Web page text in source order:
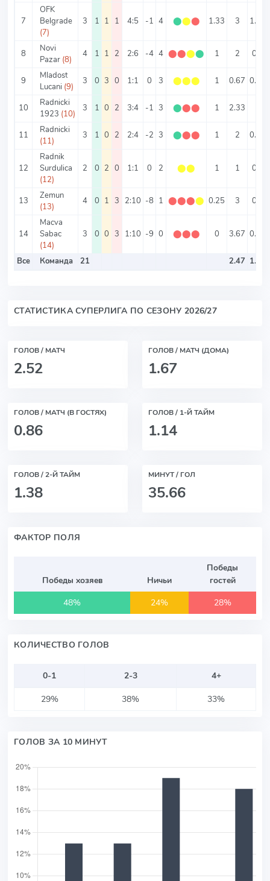
7
OFK
Belgrade
(7)
3 1 1 1 4:5 -1 4 ⬤⬤⬤ 1.33 3 1.33
8
Novi
Pazar (8)
4 1 1 2 2:6 -4 4 ⬤⬤⬤⬤ 1 2 0.5
9
Mladost
Lucani (9)
3 0 3 0 1:1 0 3 ⬤⬤⬤ 1 0.67 0.33
10
Radnicki
1923 (10)
3 1 0 2 3:4 -1 3 ⬤⬤⬤ 1 2.33
11
Radnicki
(11)
3 1 0 2 2:4 -2 3 ⬤⬤⬤ 1 2 0.67
12
Radnik
Surdulica
(12)
2 0 2 0 1:1 0 2 ⬤⬤ 1 1 0.5
13
Zemun
(13)
4 0 1 3 2:10 -8 1 ⬤⬤⬤⬤ 0.25 3 0.5
14
Macva
Sabac
(14)
3 0 0 3 1:10 -9 0 ⬤⬤⬤ 0 3.67 0.33
Все Команда 21 2.47 1.27
СТАТИСТИКА СУПЕРЛИГА ПО СЕЗОНУ 2026/27
ГОЛОВ / МАТЧ
2.52
ГОЛОВ / МАТЧ (ДОМА)
1.67
ГОЛОВ / МАТЧ (В ГОСТЯХ)
0.86
ГОЛОВ / 1-Й ТАЙМ
1.14
ГОЛОВ / 2-Й ТАЙМ
1.38
МИНУТ / ГОЛ
35.66
ФАКТОР ПОЛЯ
Победы хозяев Ничьи
Победы
гостей
48%
24% 28%
КОЛИЧЕСТВО ГОЛОВ
0-1 2-3
4+
29%
38% 33%
ГОЛОВ ЗА 10 МИНУТ